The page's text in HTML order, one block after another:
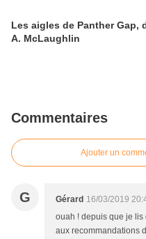
Les aigles de Panther Gap,
A. McLaughlin
Commentaires
Ajouter un
G Gérard 16/03/2019
ouah ! depuis que je lis
aux recommandations